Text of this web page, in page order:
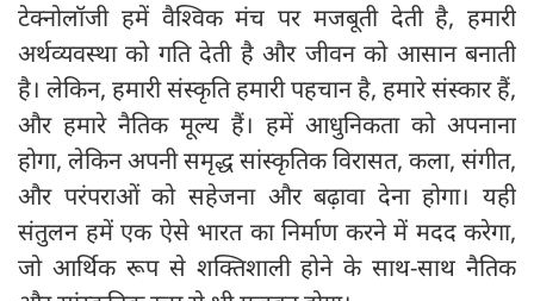
टेक्नोलॉजी हमें वैश्विक मंच पर मजबूती देती है, हमारी
अर्थव्यवस्था को गति देती है और जीवन को आसान बनाती
है। लेकिन, हमारी संस्कृति हमारी पहचान है, हमारे संस्कार हैं,
और हमारे नैतिक मूल्य हैं। हमें आधुनिकता को अपनाना
होगा, लेकिन अपनी समृद्ध सांस्कृतिक विरासत, कला, संगीत,
और परंपराओं को सहेजना और बढ़ावा देना होगा। यही
संतुलन हमें एक ऐसे भारत का निर्माण करने में मदद करेगा,
जो आर्थिक रूप से शक्तिशाली होने के साथ-साथ नैतिक